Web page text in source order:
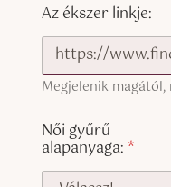
Az ékszer linkje:
Megjelenik
Női gyűrű
alapanyaga: *